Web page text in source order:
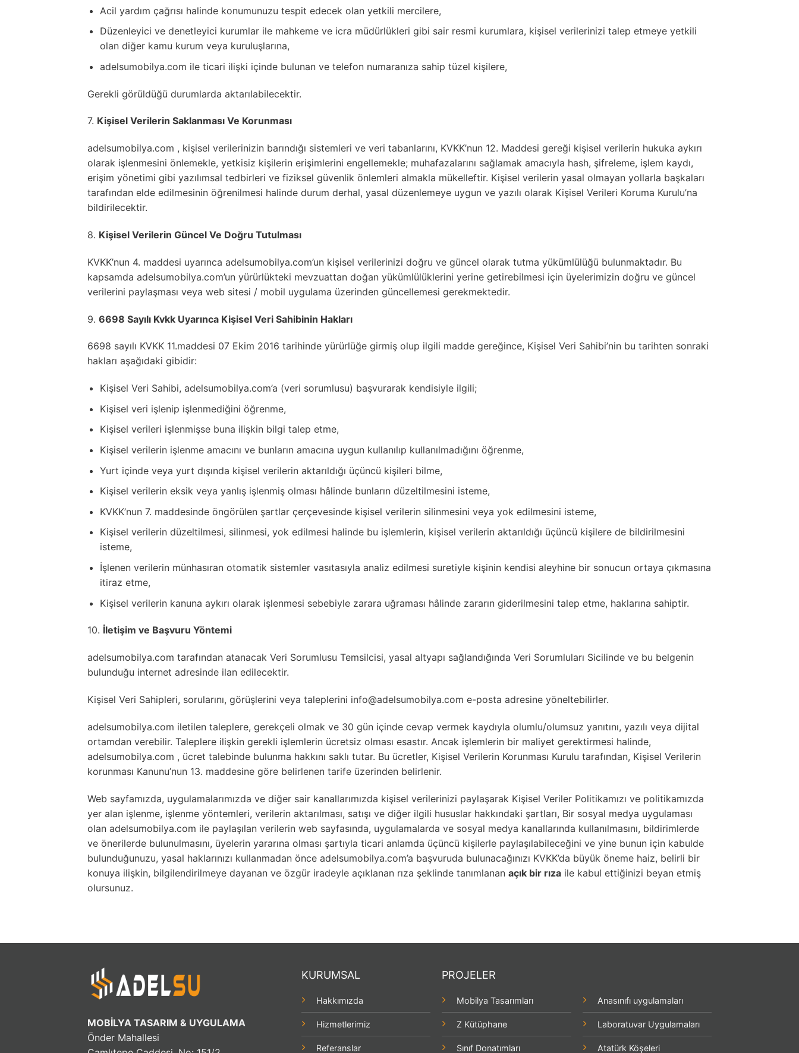
Acil yardım çağrısı halinde konumunuzu tespit edecek olan yetkili mercilere,
Düzenleyici ve denetleyici kurumlar ile mahkeme ve icra müdürlükleri gibi sair resmi kurumlara, kişisel verilerinizi talep etmeye yetkili
olan diğer kamu kurum veya kuruluşlarına,
adelsumobilya.com ile ticari ilişki içinde bulunan ve telefon numaranıza sahip tüzel kişilere,
Gerekli görüldüğü durumlarda aktarılabilecektir.
7. Kişisel Verilerin Saklanması Ve Korunması
adelsumobilya.com , kişisel verilerinizin barındığı sistemleri ve veri tabanlarını, KVKK’nun 12. Maddesi gereği kişisel verilerin hukuka aykırı
olarak işlenmesini önlemekle, yetkisiz kişilerin erişimlerini engellemekle; muhafazalarını sağlamak amacıyla hash, şifreleme, işlem kaydı,
erişim yönetimi gibi yazılımsal tedbirleri ve fiziksel güvenlik önlemleri almakla mükelleftir. Kişisel verilerin yasal olmayan yollarla başkaları
tarafından elde edilmesinin öğrenilmesi halinde durum derhal, yasal düzenlemeye uygun ve yazılı olarak Kişisel Verileri Koruma Kurulu’na
bildirilecektir.
8. Kişisel Verilerin Güncel Ve Doğru Tutulması
KVKK’nun 4. maddesi uyarınca adelsumobilya.com’un kişisel verilerinizi doğru ve güncel olarak tutma yükümlülüğü bulunmaktadır. Bu
kapsamda adelsumobilya.com’un yürürlükteki mevzuattan doğan yükümlülüklerini yerine getirebilmesi için üyelerimizin doğru ve güncel
verilerini paylaşması veya web sitesi / mobil uygulama üzerinden güncellemesi gerekmektedir.
9. 6698 Sayılı Kvkk Uyarınca Kişisel Veri Sahibinin Hakları
6698 sayılı KVKK 11.maddesi 07 Ekim 2016 tarihinde yürürlüğe girmiş olup ilgili madde gereğince, Kişisel Veri Sahibi’nin bu tarihten sonraki
hakları aşağıdaki gibidir:
Kişisel Veri Sahibi, adelsumobilya.com’a (veri sorumlusu) başvurarak kendisiyle ilgili;
Kişisel veri işlenip işlenmediğini öğrenme,
Kişisel verileri işlenmişse buna ilişkin bilgi talep etme,
Kişisel verilerin işlenme amacını ve bunların amacına uygun kullanılıp kullanılmadığını öğrenme,
Yurt içinde veya yurt dışında kişisel verilerin aktarıldığı üçüncü kişileri bilme,
Kişisel verilerin eksik veya yanlış işlenmiş olması hâlinde bunların düzeltilmesini isteme,
KVKK’nun 7. maddesinde öngörülen şartlar çerçevesinde kişisel verilerin silinmesini veya yok edilmesini isteme,
Kişisel verilerin düzeltilmesi, silinmesi, yok edilmesi halinde bu işlemlerin, kişisel verilerin aktarıldığı üçüncü kişilere de bildirilmesini
isteme,
İşlenen verilerin münhasıran otomatik sistemler vasıtasıyla analiz edilmesi suretiyle kişinin kendisi aleyhine bir sonucun ortaya çıkmasına
itiraz etme,
Kişisel verilerin kanuna aykırı olarak işlenmesi sebebiyle zarara uğraması hâlinde zararın giderilmesini talep etme, haklarına sahiptir.
10. İletişim ve Başvuru Yöntemi
adelsumobilya.com tarafından atanacak Veri Sorumlusu Temsilcisi, yasal altyapı sağlandığında Veri Sorumluları Sicilinde ve bu belgenin
bulunduğu internet adresinde ilan edilecektir.
Kişisel Veri Sahipleri, sorularını, görüşlerini veya taleplerini info@adelsumobilya.com e-posta adresine yöneltebilirler.
adelsumobilya.com iletilen taleplere, gerekçeli olmak ve 30 gün içinde cevap vermek kaydıyla olumlu/olumsuz yanıtını, yazılı veya dijital
ortamdan verebilir. Taleplere ilişkin gerekli işlemlerin ücretsiz olması esastır. Ancak işlemlerin bir maliyet gerektirmesi halinde,
adelsumobilya.com , ücret talebinde bulunma hakkını saklı tutar. Bu ücretler, Kişisel Verilerin Korunması Kurulu tarafından, Kişisel Verilerin
korunması Kanunu’nun 13. maddesine göre belirlenen tarife üzerinden belirlenir.
Web sayfamızda, uygulamalarımızda ve diğer sair kanallarımızda kişisel verilerinizi paylaşarak Kişisel Veriler Politikamızı ve politikamızda
yer alan işlenme, işlenme yöntemleri, verilerin aktarılması, satışı ve diğer ilgili hususlar hakkındaki şartları, Bir sosyal medya uygulaması
olan adelsumobilya.com ile paylaşılan verilerin web sayfasında, uygulamalarda ve sosyal medya kanallarında kullanılmasını, bildirimlerde
ve önerilerde bulunulmasını, üyelerin yararına olması şartıyla ticari anlamda üçüncü kişilerle paylaşılabileceğini ve yine bunun için kabulde
bulunduğunuzu, yasal haklarınızı kullanmadan önce adelsumobilya.com’a başvuruda bulunacağınızı KVKK’da büyük öneme haiz, belirli bir
konuya ilişkin, bilgilendirilmeye dayanan ve özgür iradeyle açıklanan rıza şeklinde tanımlanan açık bir rıza ile kabul ettiğinizi beyan etmiş
olursunuz.
MOBİLYA TASARIM & UYGULAMA
Önder Mahallesi
KURUMSAL
Hakkımızda
Hizmetlerimiz
Referanslar
PROJELER
Mobilya Tasarımları
Z Kütüphane
Sınıf Donatımları
Anasınıfı uygulamaları
Laboratuvar Uygulamaları
Atatürk Köşeleri